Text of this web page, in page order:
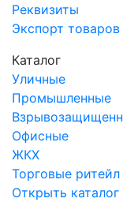
Реквизиты
Экспорт товаров
Каталог
Уличные
Промышленные
Офисные
ЖКХ
Торговые ритейл
Открыть каталог